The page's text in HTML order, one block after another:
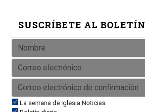
SUSCRÍBETE AL BOLETÍN
La semana de Iglesia Noticias